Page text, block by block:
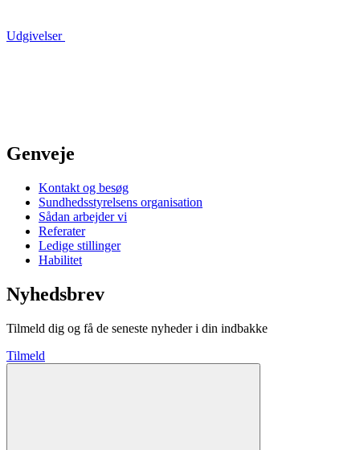
Udgivelser
Genveje
Kontakt og besøg
Sundhedsstyrelsens organisation
Sådan arbejder vi
Referater
Ledige stillinger
Habilitet
Nyhedsbrev
Tilmeld dig og få de seneste nyheder i din indbakke
Tilmeld